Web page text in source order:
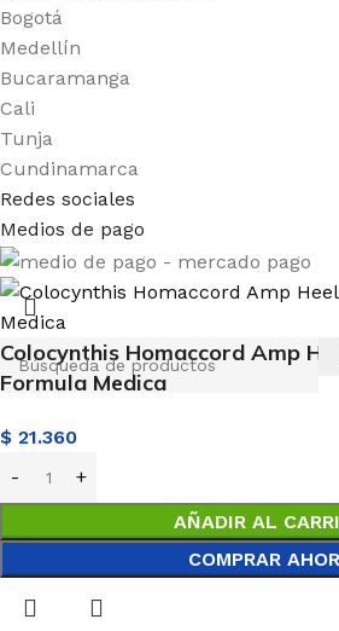
Bogotá
Medellín
Bucaramanga
Cali
Tunja
Cundinamarca
Redes sociales
Medios de pago
Colocynthis Homaccord Amp
Formula Medica
$ 21.360
AÑADIR AL
COMPRAR